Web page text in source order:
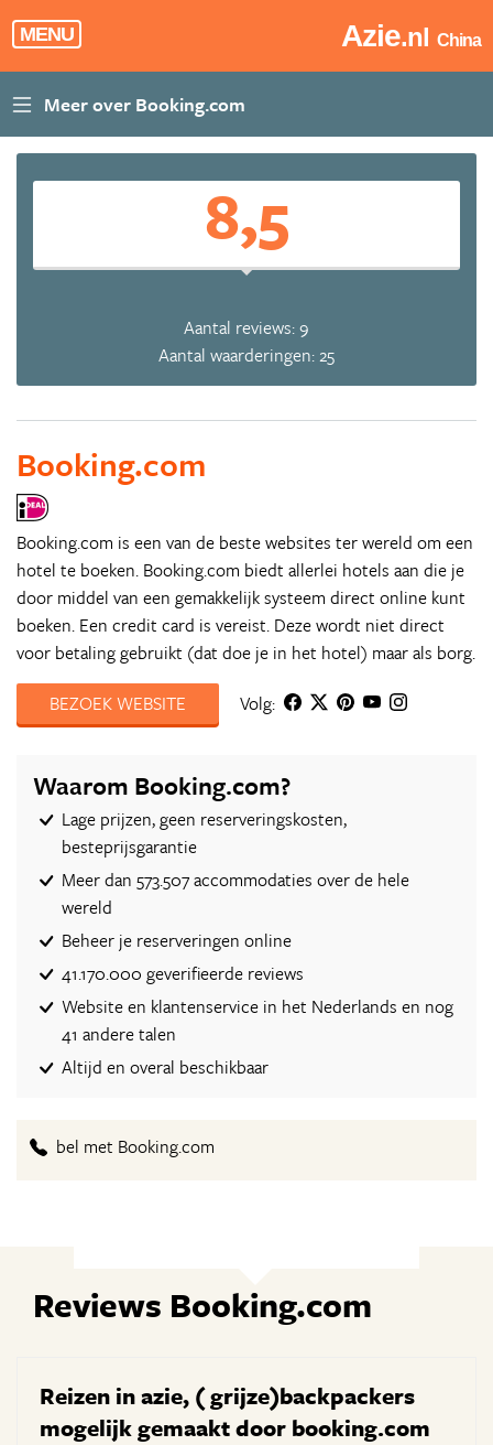
MENU Azie.nl China
8,5
Aantal reviews: 9
Aantal waarderingen: 25
Booking.com
Booking.com is een van de beste websites ter wereld om een
hotel te boeken. Booking.com biedt allerlei hotels aan die je
door middel van een gemakkelijk systeem direct online kunt
boeken. Een credit card is vereist. Deze wordt niet direct
voor betaling gebruikt (dat doe je in het hotel) maar als borg.
BEZOEK WEBSITE
Volg:
Waarom Booking.com?
Lage prijzen, geen reserveringskosten,
besteprijsgarantie
Meer dan 573.507 accommodaties over de hele
wereld
Beheer je reserveringen online
41.170.000 geverifieerde reviews
Website en klantenservice in het Nederlands en nog
41 andere talen
Altijd en overal beschikbaar
bel met Booking.com
Reviews Booking.com
Reizen in azie, ( grijze)backpackers
mogelijk gemaakt door booking.com